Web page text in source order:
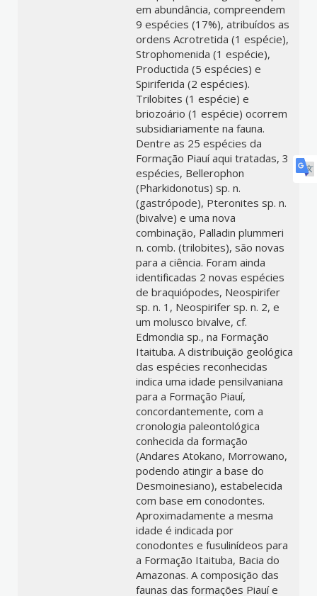
em abundância, compreendem
9 espécies (17%), atribuídos as
ordens Acrotretida (1 espécie),
Strophomenida (1 espécie),
Productida (5 espécies) e
Spiriferida (2 espécies).
Trilobites (1 espécie) e
briozoário (1 espécie) ocorrem
subsidiariamente na fauna.
Dentre as 25 espécies da
Formação Piauí aqui tratadas, 3
espécies, Bellerophon
(Pharkidonotus) sp. n.
(gastrópode), Pteronites sp. n.
(bivalve) e uma nova
combinação, Palladin plummeri
n. comb. (trilobites), são novas
para a ciência. Foram ainda
identificadas 2 novas espécies
de braquiópodes, Neospirifer
sp. n. 1, Neospirifer sp. n. 2, e
um molusco bivalve, cf.
Edmondia sp., na Formação
Itaituba. A distribuição geológica
das espécies reconhecidas
indica uma idade pensilvaniana
para a Formação Piauí,
concordantemente, com a
cronologia paleontológica
conhecida da formação
(Andares Atokano, Morrowano,
podendo atingir a base do
Desmoinesiano), estabelecida
com base em conodontes.
Aproximadamente a mesma
idade é indicada por
conodontes e fusulinídeos para
a Formação Itaituba, Bacia do
Amazonas. A composição das
faunas das formações Piauí e